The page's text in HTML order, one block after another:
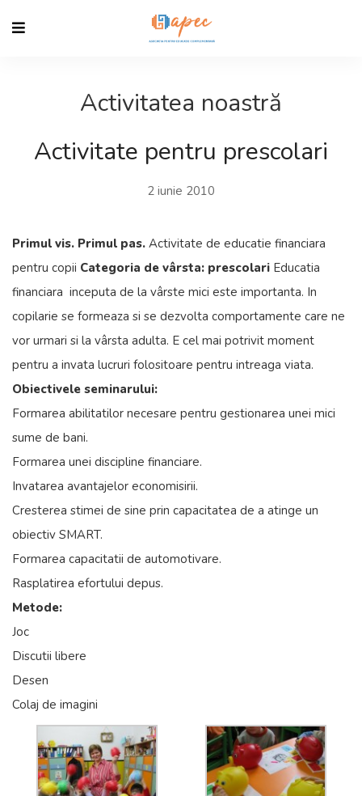
Activitatea noastră
Activitate pentru prescolari
2 iunie 2010
Primul vis. Primul pas. Activitate de educatie financiara
pentru copii Categoria de vârsta: prescolari Educatia
financiara inceputa de la vârste mici este importanta. In
copilarie se formeaza si se dezvolta comportamente care ne
vor urmari si la vârsta adulta. E cel mai potrivit moment
pentru a invata lucruri folositoare pentru intreaga viata.
Obiectivele seminarului:
Formarea abilitatilor necesare pentru gestionarea unei mici
sume de bani.
Formarea unei discipline financiare.
Invatarea avantajelor economisirii.
Cresterea stimei de sine prin capacitatea de a atinge un
obiectiv SMART.
Formarea capacitatii de automotivare.
Rasplatirea efortului depus.
Metode:
Joc
Discutii libere
Desen
Colaj de imagini